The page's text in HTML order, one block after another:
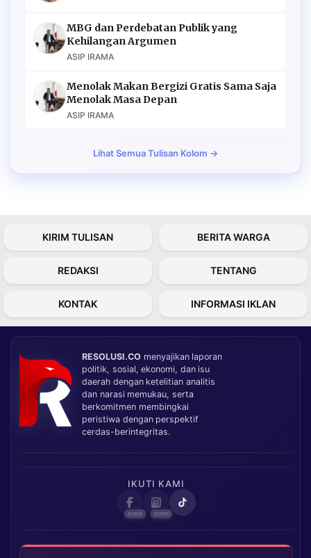
MBG dan Perdebatan Publik yang
Kehilangan Argumen
ASIP IRAMA
Menolak Makan Bergizi Gratis Sama Saja
Menolak Masa Depan
ASIP IRAMA
Lihat Semua Tulisan Kolom →
KIRIM TULISAN BERITA WARGA
REDAKSI TENTANG
KONTAK INFORMASI IKLAN
RESOLUSI.CO menyajikan laporan
politik, sosial, ekonomi, dan isu
daerah dengan ketelitian analitis
dan narasi memukau, serta
berkomitmen membingkai
peristiwa dengan perspektif
cerdas-berintegritas.
IKUTI KAMI